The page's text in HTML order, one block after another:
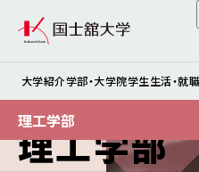
大学紹介学部・大学院学生生活・就
世田谷キャンパス
理工学部
理工学部